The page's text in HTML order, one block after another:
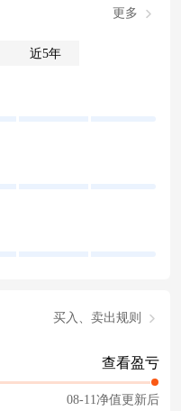
更多
近5年
买入、卖出规则
查看盈亏
08-11净值更新后